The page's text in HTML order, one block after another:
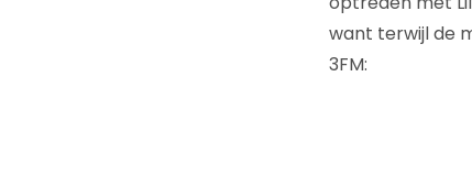
want terwijl de
3FM: